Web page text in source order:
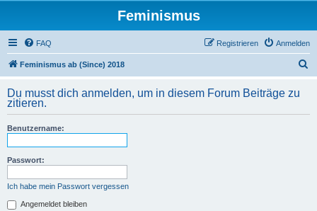
Feminismus
FAQ Anmelden
Registrieren
Feminismus ab (Since) 2018
h
Du musst dich anmelden, um in diesem Forum Beiträge zu
zitieren.
Benutzername:
Passwort:
Ich habe mein Passwort vergessen
Angemeldet bleiben